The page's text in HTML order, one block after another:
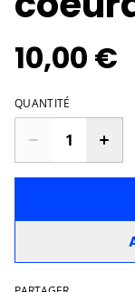
10,00 €
QUANTITÉ